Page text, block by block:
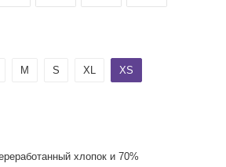
M S XL XS
хлопок и 70%